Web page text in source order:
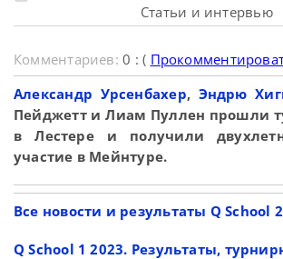
Статьи и интервью
Комментариев:0 : (
Александр Урсенбахер, Эндрю
Пейджетт и Лиам Пуллен прошли
в Лестере и получили
участие в Мейнтуре.
Все новости и результаты Q School
Q School 1 2023. Результаты,